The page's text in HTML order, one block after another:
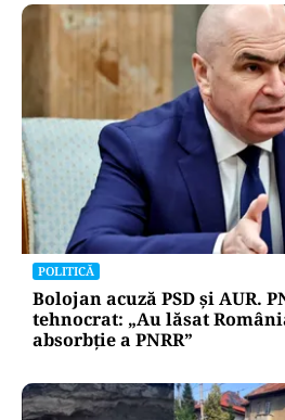
POLITICĂ
Bolojan acuză PSD și AUR.
tehnocrat: „Au lăsat
absorbţie a PNRR”